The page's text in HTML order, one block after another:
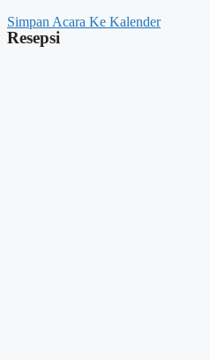
Simpan Acara Ke Kalender
Resepsi